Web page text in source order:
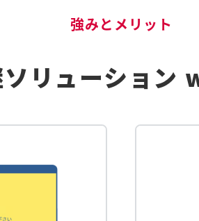
強みとメリット
リューショ